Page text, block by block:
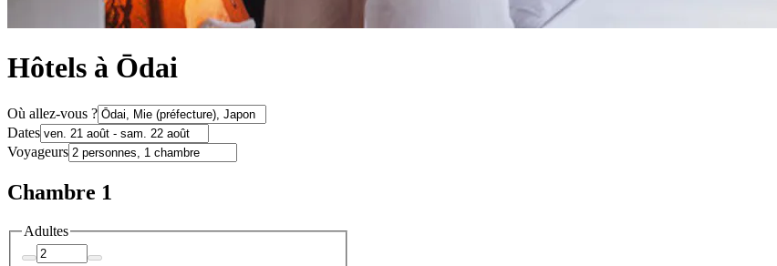
Hôtels à Ōdai
Où allez-vous ?
Dates
Voyageurs
Chambre 1
Adultes